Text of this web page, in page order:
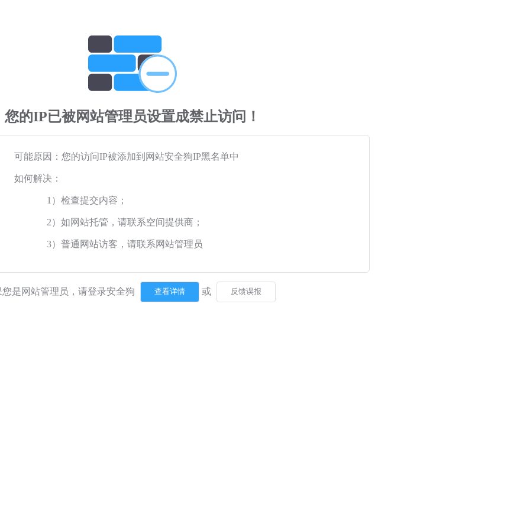
您的IP已被网站管理员设置成禁止访问！
可能原因：您的访问IP被添加到网站安全狗IP黑名单中
如何解决：
1）检查提交内容；
2）如网站托管，请联系空间提供商；
3）普通网站访客，请联系网站管理员
您是网站管理员，请登录安全狗 或